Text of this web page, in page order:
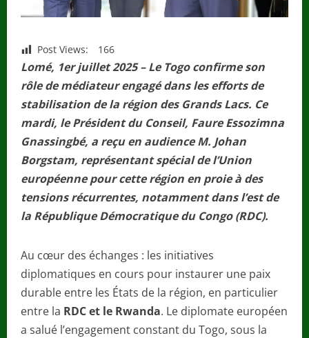
Post Views: 166
Lomé, 1er juillet 2025 – Le Togo confirme son
rôle de médiateur engagé dans les efforts de
stabilisation de la région des Grands Lacs. Ce
mardi, le Président du Conseil, Faure Essozimna
Gnassingbé, a reçu en audience M. Johan
Borgstam, représentant spécial de l’Union
européenne pour cette région en proie à des
tensions récurrentes, notamment dans l’est de
la République Démocratique du Congo (RDC).
Au cœur des échanges : les initiatives
diplomatiques en cours pour instaurer une paix
durable entre les États de la région, en particulier
entre la RDC et le Rwanda. Le diplomate européen
a salué l’engagement constant du Togo, sous la